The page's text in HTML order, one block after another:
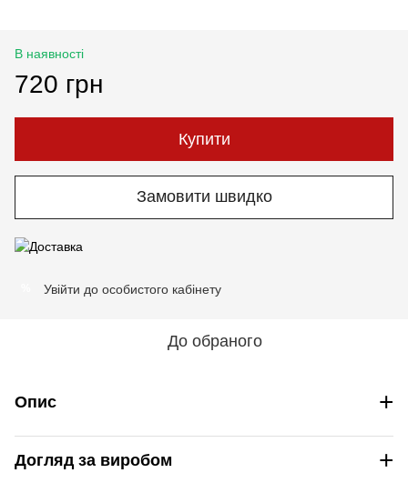
В наявності
720 грн
Купити
Замовити швидко
Увійти до особистого кабінету
До обраного
Опис +
Догляд за виробом +